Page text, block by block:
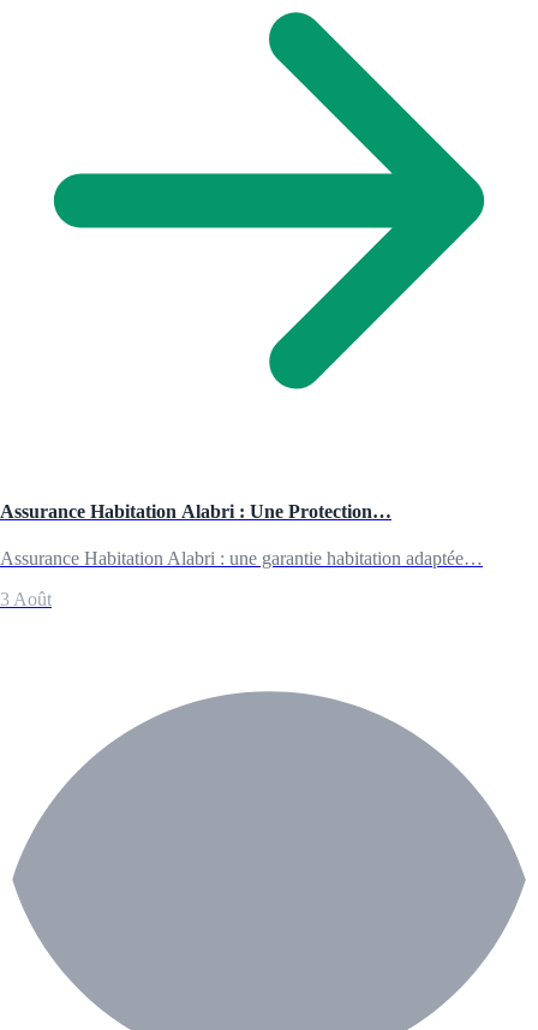
Assurance Habitation Alabri : Une Protection…
Assurance Habitation Alabri : une garantie habitation adaptée…
3 Août